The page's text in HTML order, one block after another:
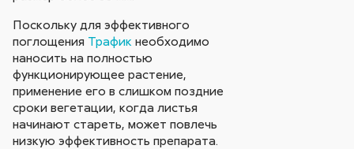
Поскольку для эффективного
поглощения Трафик необходимо
наносить на полностью
функционирующее растение,
применение его в слишком поздние
сроки вегетации, когда листья
начинают стареть, может повлечь
низкую эффективность препарата.